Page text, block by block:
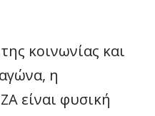
κοινωνίας και
η
είναι φυσική